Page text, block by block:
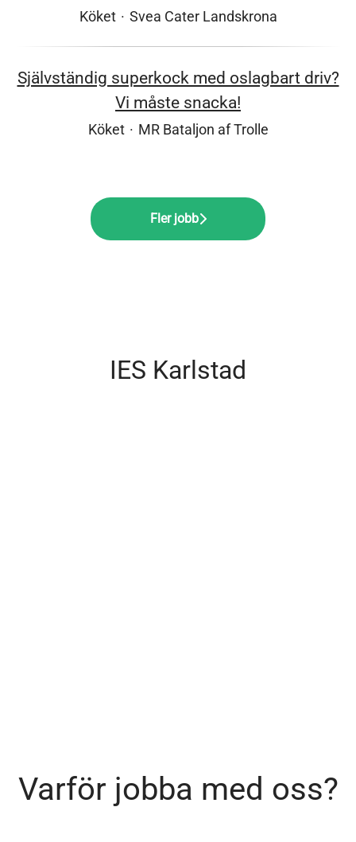
Köket · Svea Cater Landskrona
Självständig superkock med oslagbart driv?
Vi måste snacka!
Köket · MR Bataljon af Trolle
Fler jobb
IES Karlstad
Varför jobba med oss?